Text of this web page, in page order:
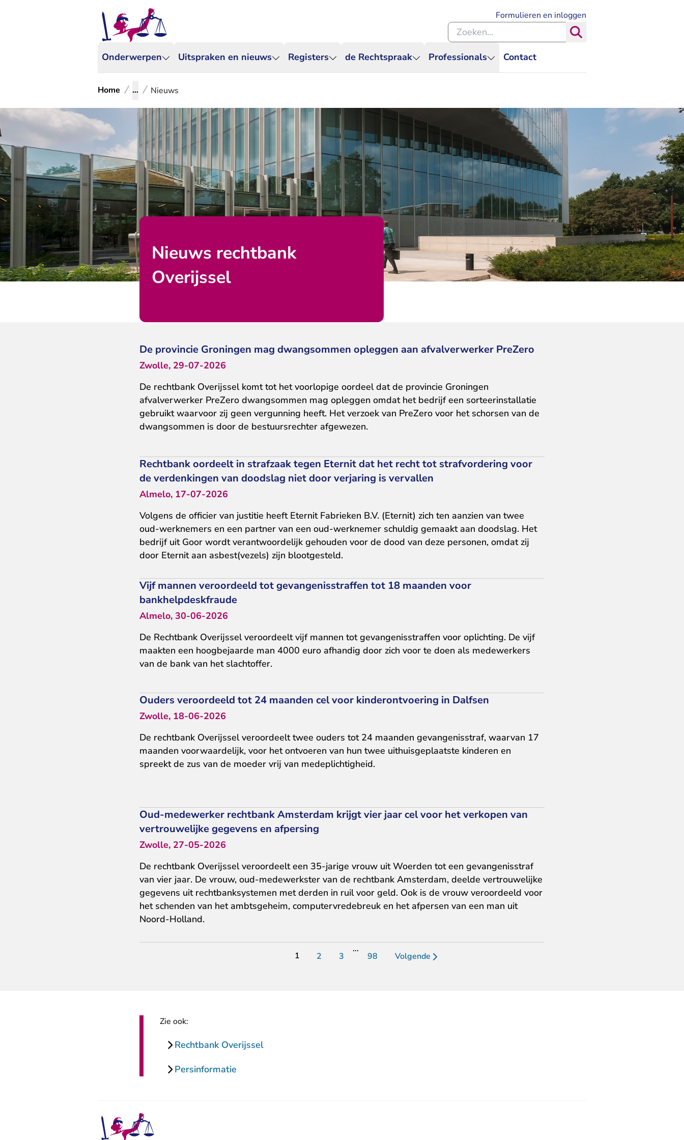
Onderwerpen Uitspraken en nieuws Registers de Rechtspraak Professionals Contact
Formulieren en inloggen
Zoeken binnen de Rechtspraak
Home ... Nieuws
Nieuws rechtbank
Overijssel
De provincie Groningen mag dwangsommen opleggen aan afvalverwerker PreZero
Zwolle, 29-07-2026
De rechtbank Overijssel komt tot het voorlopige oordeel dat de provincie Groningen
afvalverwerker PreZero dwangsommen mag opleggen omdat het bedrijf een sorteerinstallatie
gebruikt waarvoor zij geen vergunning heeft. Het verzoek van PreZero voor het schorsen van de
dwangsommen is door de bestuursrechter afgewezen.
Rechtbank oordeelt in strafzaak tegen Eternit dat het recht tot strafvordering voor
de verdenkingen van doodslag niet door verjaring is vervallen
Almelo, 17-07-2026
Volgens de officier van justitie heeft Eternit Fabrieken B.V. (Eternit) zich ten aanzien van twee
oud-werknemers en een partner van een oud-werknemer schuldig gemaakt aan doodslag. Het
bedrijf uit Goor wordt verantwoordelijk gehouden voor de dood van deze personen, omdat zij
door Eternit aan asbest(vezels) zijn blootgesteld.
Vijf mannen veroordeeld tot gevangenisstraffen tot 18 maanden voor
bankhelpdeskfraude
Almelo, 30-06-2026
De Rechtbank Overijssel veroordeelt vijf mannen tot gevangenisstraffen voor oplichting. De vijf
maakten een hoogbejaarde man 4000 euro afhandig door zich voor te doen als medewerkers
van de bank van het slachtoffer.
Ouders veroordeeld tot 24 maanden cel voor kinderontvoering in Dalfsen
Zwolle, 18-06-2026
De rechtbank Overijssel veroordeelt twee ouders tot 24 maanden gevangenisstraf, waarvan 17
maanden voorwaardelijk, voor het ontvoeren van hun twee uithuisgeplaatste kinderen en
spreekt de zus van de moeder vrij van medeplichtigheid.
Oud-medewerker rechtbank Amsterdam krijgt vier jaar cel voor het verkopen van
vertrouwelijke gegevens en afpersing
Zwolle, 27-05-2026
De rechtbank Overijssel veroordeelt een 35-jarige vrouw uit Woerden tot een gevangenisstraf
van vier jaar. De vrouw, oud-medewerkster van de rechtbank Amsterdam, deelde vertrouwelijke
gegevens uit rechtbanksystemen met derden in ruil voor geld. Ook is de vrouw veroordeeld voor
het schenden van het ambtsgeheim, computervredebreuk en het afpersen van een man uit
Noord-Holland.
1 2 3
...
98 Volgende
Zie ook:
Rechtbank Overijssel
Persinformatie